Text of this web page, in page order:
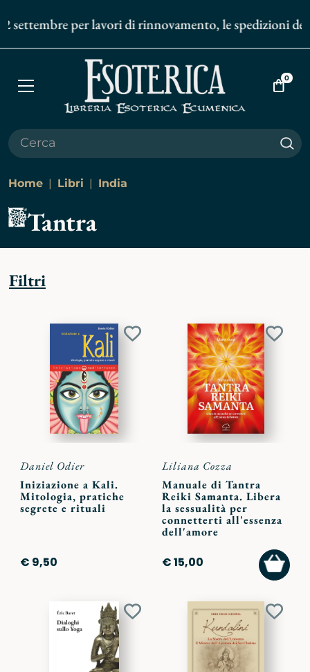
per lavori di rinnovamento, le spedizioni
Apri
Vai
0
Home Libri India
Tantra
Filtri
Aggiungi
Daniel Odier
Iniziazione a Kali.
Mitologia, pratiche
segrete e rituali
€ 9,50
Liliana Cozza
Manuale di Tantra
Reiki Samanta. Libera
la sessualità per
connetterti all'essenza
dell'amore
€ 15,00
AL
Aggiungi